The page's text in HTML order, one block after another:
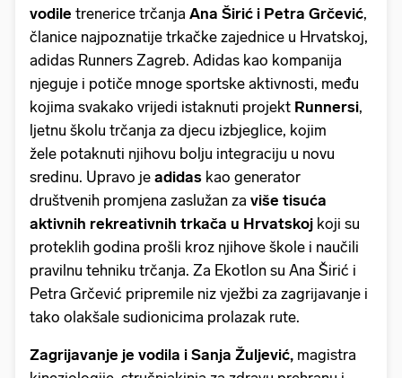
vodile trenerice trčanja Ana Širić i Petra Grčević,
članice najpoznatije trkačke zajednice u Hrvatskoj,
adidas Runners Zagreb. Adidas kao kompanija
njeguje i potiče mnoge sportske aktivnosti, među
kojima svakako vrijedi istaknuti projekt Runnersi,
ljetnu školu trčanja za djecu izbjeglice, kojim
žele potaknuti njihovu bolju integraciju u novu
sredinu. Upravo je adidas kao generator
društvenih promjena zaslužan za više tisuća
aktivnih rekreativnih trkača u Hrvatskoj koji su
proteklih godina prošli kroz njihove škole i naučili
pravilnu tehniku trčanja. Za Ekotlon su Ana Širić i
Petra Grčević pripremile niz vježbi za zagrijavanje i
tako olakšale sudionicima prolazak rute.
Zagrijavanje je vodila i Sanja Žuljević, magistra